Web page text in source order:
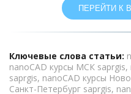
ПЕРЕЙТИ К
Ключевые слова статьи:
nanoCAD курсы МСК saprgis,
saprgis, nanoCAD курсы
Санкт-Петербург saprgis,